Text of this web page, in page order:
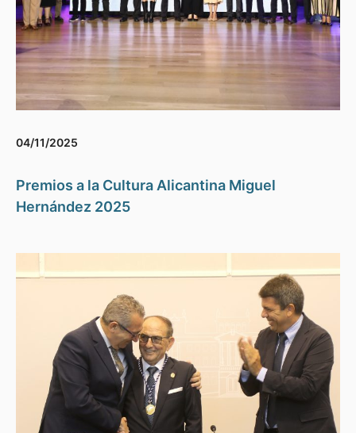
04/11/2025
Premios a la Cultura Alicantina Miguel
Hernández 2025